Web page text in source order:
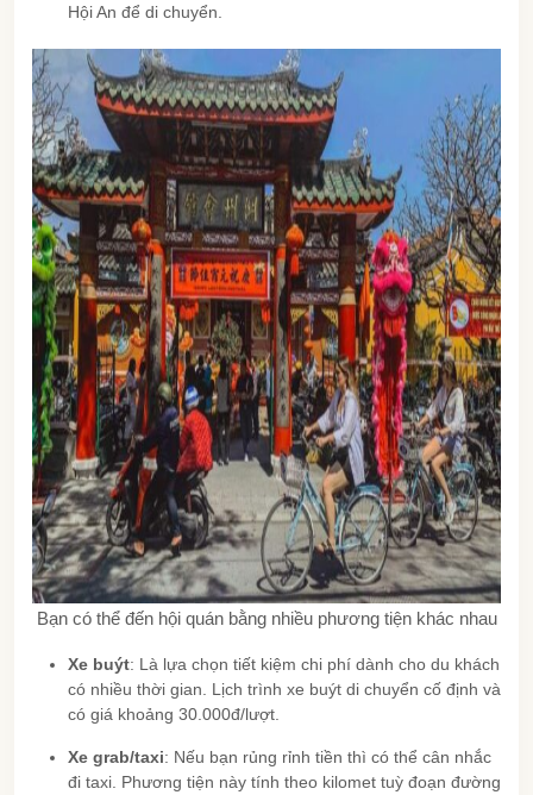
Hội An để di chuyển.
Bạn có thể đến hội quán bằng nhiều phương tiện khác nhau
Xe buýt: Là lựa chọn tiết kiệm chi phí dành cho du khách
có nhiều thời gian. Lịch trình xe buýt di chuyển cố định và
có giá khoảng 30.000đ/lượt.
Xe grab/taxi: Nếu bạn rủng rỉnh tiền thì có thể cân nhắc
đi taxi. Phương tiện này tính theo kilomet tuỳ đoạn đường